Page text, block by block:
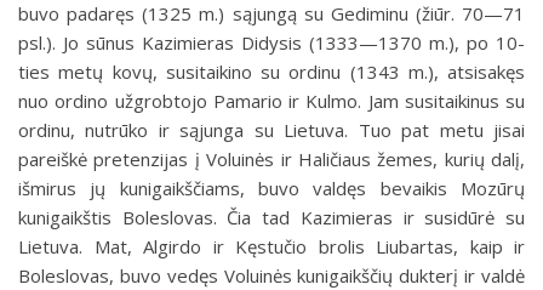
buvo padaręs (1325 m.) sąjungą su Gediminu (žiūr. 70—71
psl.). Jo sūnus Kazimieras Didysis (1333—1370 m.), po 10-
ties metų kovų, susitaikino su ordinu (1343 m.), atsisakęs
nuo ordino užgrobtojo Pamario ir Kulmo. Jam susitaikinus su
ordinu, nutrūko ir sąjunga su Lietuva. Tuo pat metu jisai
pareiškė pretenzijas į Voluinės ir Haličiaus žemes, kurių dalį,
išmirus jų kunigaikščiams, buvo valdęs bevaikis Mozūrų
kunigaikštis Boleslovas. Čia tad Kazimieras ir susidūrė su
Lietuva. Mat, Algirdo ir Kęstučio brolis Liubartas, kaip ir
Boleslovas, buvo vedęs Voluinės kunigaikščių dukterį ir valdė